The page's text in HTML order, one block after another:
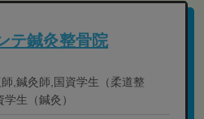
テ鍼灸整骨院
,鍼灸師,国資学生（柔道整
生（鍼灸）